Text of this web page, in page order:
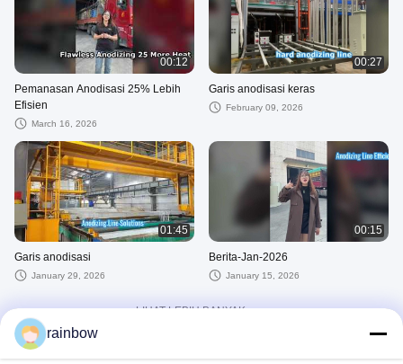
00:12
Pemanasan Anodisasi 25% Lebih
Efisien
March 16, 2026
00:27
Garis anodisasi keras
February 09, 2026
01:45
Garis anodisasi
January 29, 2026
00:15
Berita-Jan-2026
January 15, 2026
LIHAT LEBIH BANYAK
Video Lainnya
rainbow